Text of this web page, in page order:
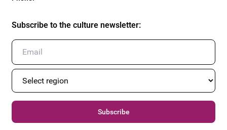
Subscribe to the culture newsletter:
Subscribe